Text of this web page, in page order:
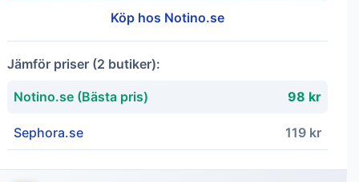
Köp hos Notino.se
Jämför priser (2 butiker):
Notino.se (Bästa pris) 98 kr
Sephora.se 119 kr